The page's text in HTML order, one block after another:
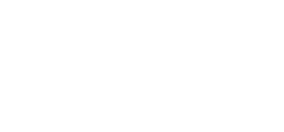
費通知簡訊。
點擊此簡訊中的連結，可透過四大超商／
付款，方視為交易完成。
以上)免運費